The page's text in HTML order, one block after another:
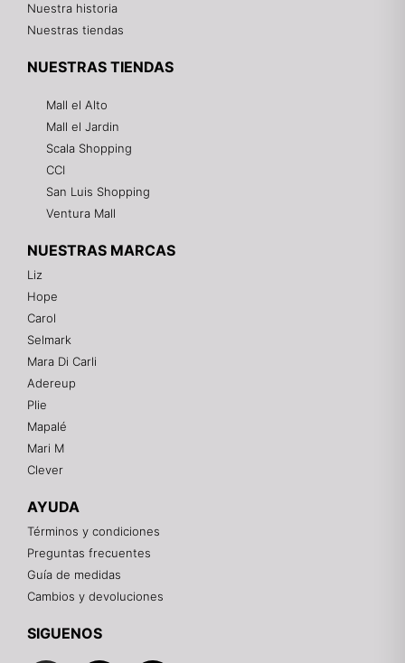
Nuestra historia
Nuestras tiendas
NUESTRAS TIENDAS
Mall el Alto
Mall el Jardin
Scala Shopping
CCI
San Luis Shopping
Ventura Mall
NUESTRAS MARCAS
Liz
Hope
Carol
Selmark
Mara Di Carli
Adereup
Plie
Mapalé
Mari M
Clever
AYUDA
Términos y condiciones
Preguntas frecuentes
Guía de medidas
Cambios y devoluciones
SIGUENOS
¡Hola! 👋
Gracias por visitarnos. Te asesoramos
personalmente con tu compra: tallas, envíos y
pagos.
Recuerda: 10% de descuento en tu primera compra
Contáctanos por el canal que prefieras 💕
WhatsApp
Instagram